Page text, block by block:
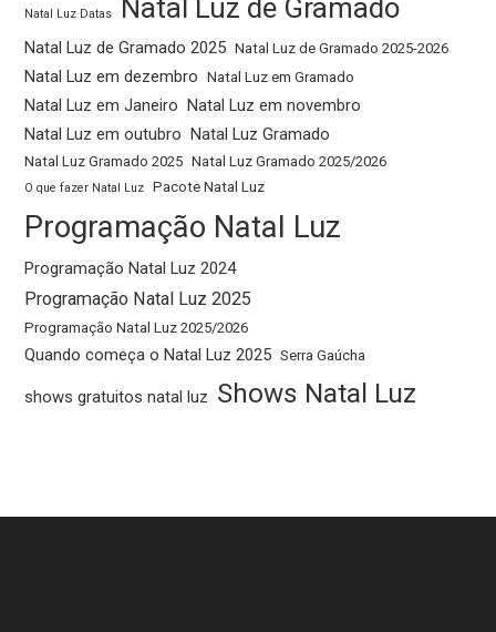
Natal Luz Datas Natal Luz de Gramado
Natal Luz de Gramado 2025 Natal Luz de Gramado 2025-2026
Natal Luz em dezembro Natal Luz em Gramado
Natal Luz em Janeiro
Natal Luz em novembro
Natal Luz em outubro
Natal Luz Gramado
Natal Luz Gramado 2025 Natal Luz Gramado 2025/2026
O que fazer Natal Luz Pacote Natal Luz
Programação Natal Luz
Programação Natal Luz 2024
Programação Natal Luz 2025
Programação Natal Luz 2025/2026
Quando começa o Natal Luz 2025 Serra Gaúcha
shows gratuitos natal luz Shows Natal Luz